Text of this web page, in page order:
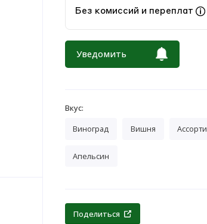
Без комиссий и переплат
Уведомить
Вкус:
Виноград
Вишня Ассорти
Апельсин
Поделиться